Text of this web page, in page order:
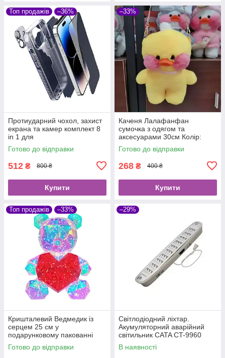
Топ продажів –36%
Протиударний чохол, захист
екрана та камер комплект 8
in 1 для
iPhone:14Pro/14ProMax/14Plu
s/13ProMax
Готово до відправки
512 ₴ 800 ₴
Купити
–33%
Каченя Лалафанфан
сумочка з одягом та
аксесуарами 30см Колір:
Жовтий, Білий.
Готово до відправки
268 ₴ 400 ₴
Купити
Топ продажів –33%
Кришталевий Ведмедик із
серцем 25 см у
подарунковому пакованні
Ведмедик-світильник 3D
Teddy Bear LED нічник
Готово до відправки
–29%
Світлодіодний ліхтар.
Акумуляторний аварійний
світильник CATA CT-9960
В наявності